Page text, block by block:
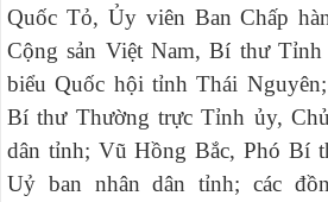
Quốc Tỏ, Ủy viên Ban Chấp
Cộng sản Việt Nam, Bí thư
biểu Quốc hội tỉnh Thái
Bí thư Thường trực Tỉnh ủy,
dân tỉnh; Vũ Hồng Bắc, Phó Bí
Uỷ ban nhân dân tỉnh; các